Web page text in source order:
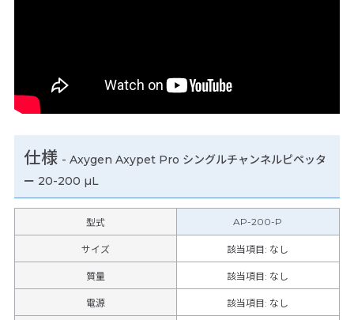
仕様 - Axygen Axypet Pro シングルチャンネルピペッタ
ー 20-200 µL
型式 AP-200-P
サイズ 該当項目: なし
質量 該当項目: なし
電源 該当項目: なし